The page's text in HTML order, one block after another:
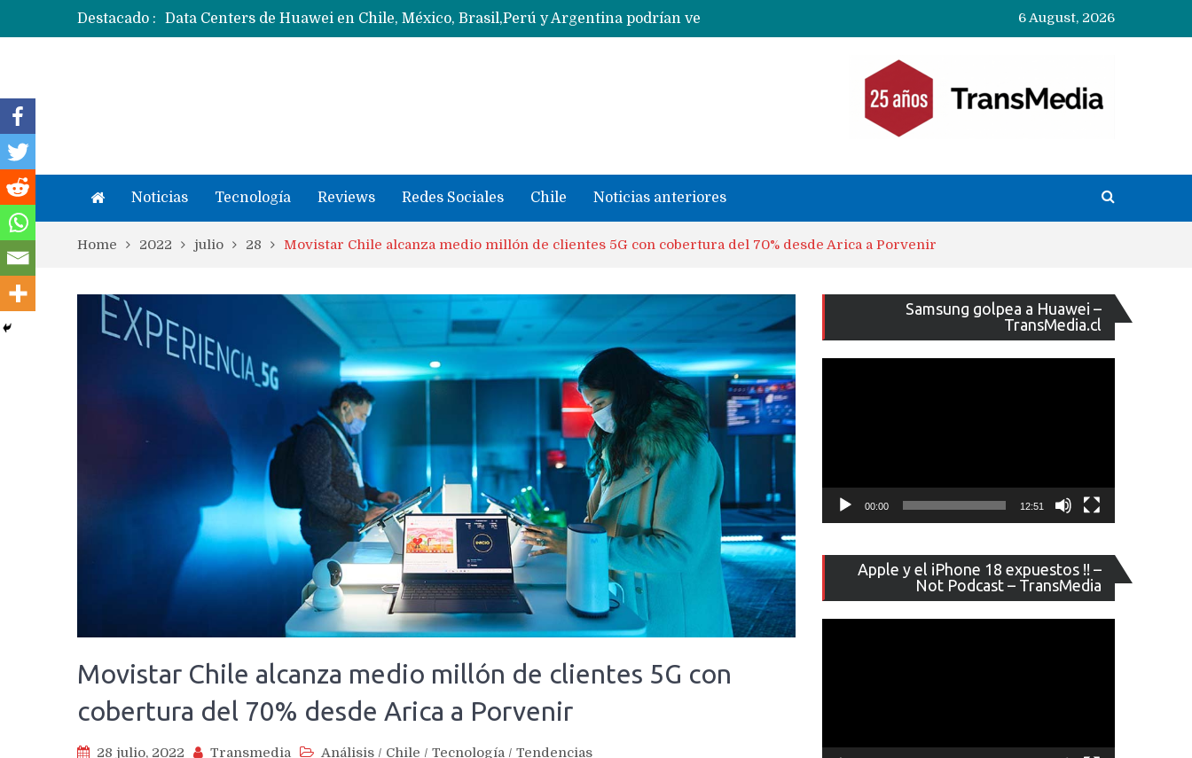
Destacado :
Ahora Honor copia diseño de los anillos traseros con pantalla del fabricante Oppo
Con un «desliz» en los precios que fue corregido los Huawei MateBook Fold con Kirin X90 Plus ya son oficiales y se quedan en China
6 August, 2026
Noticias Tecnología Reviews Redes Sociales Chile Noticias anteriores
Home 2022 julio 28 Movistar Chile alcanza medio millón de clientes 5G con cobertura del 70% desde Arica a Porvenir
Movistar Chile alcanza medio millón de clientes 5G con
cobertura del 70% desde Arica a Porvenir
28 julio, 2022 Transmedia Análisis / Chile / Tecnología / Tendencias
Samsung golpea a Huawei –
TransMedia.cl
de
vídeo
00:00 12:51
Apple y el iPhone 18 expuestos !! –
Not Podcast – TransMedia
de
vídeo